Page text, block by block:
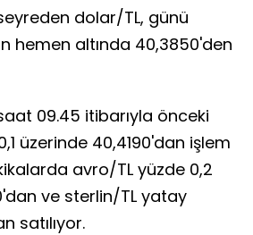
dolar/TL, günü
hemen altında 40,3850'den
09.45 itibarıyla önceki
üzerinde 40,4190'dan işlem
avro/TL yüzde 0,2
ve sterlin/TL yatay
satılıyor.